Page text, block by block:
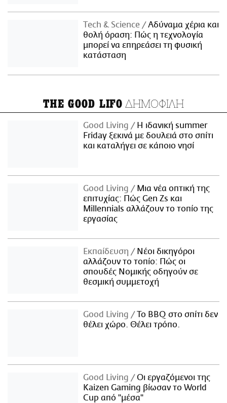
Τech & Science
Αδύναμα χέρια και
θολή όραση: Πώς η τεχνολογία
μπορεί να επηρεάσει τη φυσική
κατάσταση
THE GOOD LIFO ΔΗΜΟΦΙΛΗ
Good Living
Η ιδανική summer
Friday ξεκινά με δουλειά στο σπίτι
και καταλήγει σε κάποιο νησί
Good Living
Μια νέα οπτική της
επιτυχίας: Πώς Gen Zs και
Millennials αλλάζουν το τοπίο της
εργασίας
Εκπαίδευση
Νέοι δικηγόροι
αλλάζουν το τοπίο: Πώς οι
σπουδές Νομικής οδηγούν σε
θεσμική συμμετοχή
Good Living
Το BBQ στο σπίτι δεν
θέλει χώρο. Θέλει τρόπο.
Good Living
Οι εργαζόμενοι της
Kaizen Gaming βίωσαν το World
Cup από "μέσα"